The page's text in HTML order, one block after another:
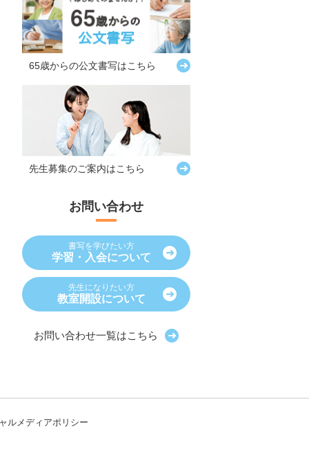
65歳からの公文書写はこちら
先生募集のご案内はこちら
お問い合わせ
書写を学びたい方
学習・入会について
先生になりたい方
教室開設について
お問い合わせ一覧はこちら
ルメディアポリシー